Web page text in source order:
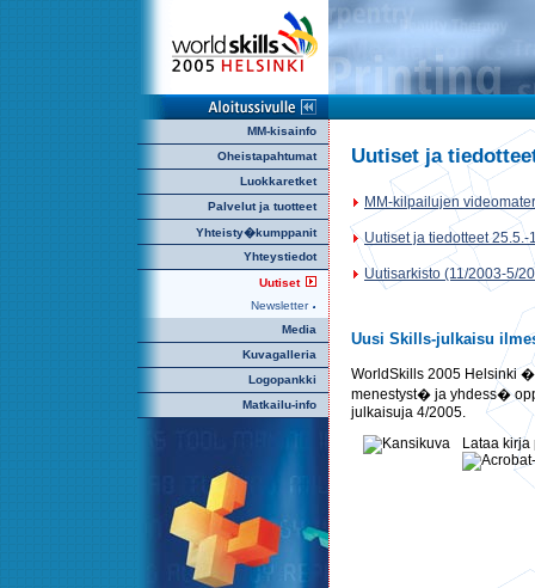
MM-kisainfo
Oheistapahtumat
Luokkaretket
Palvelut ja tuotteet
Yhteisty�kumppanit
Yhteystiedot
Uutiset
Newsletter
Media
Kuvagalleria
Logopankki
Matkailu-info
Uutiset ja
MM-kilpailujen
Uutiset ja tiedotteet 25.5.-
Uutisarkisto (11/2003-5/
Uusi Skills-julkaisu
WorldSkills 2005 Helsinki
menestyst� ja yhdess�
julkaisuja 4/2005.
Lataa kirja